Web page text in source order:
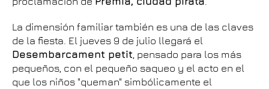
La dimensión familiar también es una de las claves
de la fiesta. El jueves 9 de julio llegará el
Desembarcament petit, pensado para los más
pequeños, con el pequeño saqueo y el acto en el
que los niños "queman" simbólicamente el